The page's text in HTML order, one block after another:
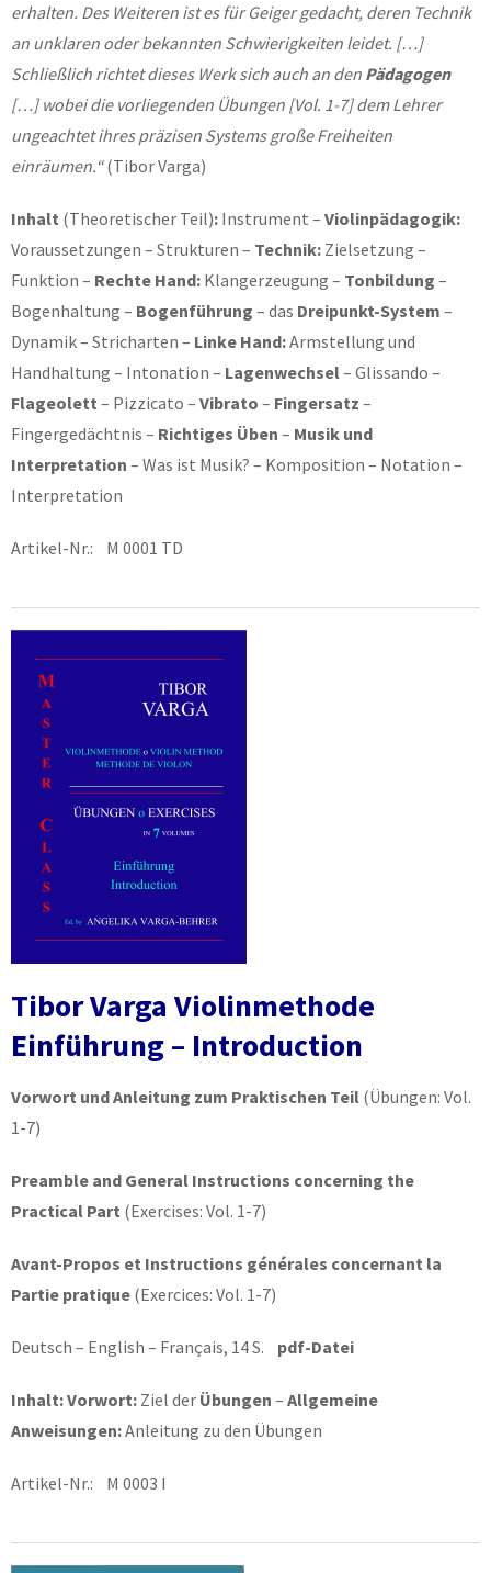
erhalten. Des Weiteren ist es für Geiger gedacht, deren Technik
an unklaren oder bekannten Schwierigkeiten leidet. […]
Schließlich richtet dieses Werk sich auch an den Pädagogen
[…] wobei die vorliegenden Übungen [Vol. 1-7] dem Lehrer
ungeachtet ihres präzisen Systems große Freiheiten
einräumen.“(Tibor Varga)
Inhalt (Theoretischer Teil): Instrument – Violinpädagogik:
Voraussetzungen – Strukturen – Technik: Zielsetzung –
Funktion – Rechte Hand: Klangerzeugung – Tonbildung –
Bogenhaltung – Bogenführung – das Dreipunkt-System –
Dynamik – Stricharten – Linke Hand:Armstellung und
Handhaltung – Intonation – Lagenwechsel– Glissando –
Flageolett – Pizzicato – Vibrato – Fingersatz –
Fingergedächtnis – Richtiges Üben – Musik und
Interpretation – Was ist Musik? – Komposition – Notation –
Interpretation
Artikel-Nr.: M 0001 TD
Tibor Varga Violinmethode
Einführung – Introduction
Vorwort und Anleitung zum Praktischen Teil (Übungen: Vol.
1-7)
Preamble and General Instructions concerning the
Practical Part (Exercises: Vol. 1-7)
Avant-Propos et Instructions générales concernant la
Partie pratique (Exercices: Vol. 1-7)
Deutsch – English – Français, 14 S. pdf-Datei
Inhalt: Vorwort: Ziel der Übungen – Allgemeine
Anweisungen:Anleitung zu den Übungen
Artikel-Nr.: M 0003 I